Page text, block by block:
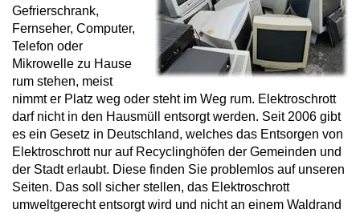
Gefrierschrank,
Fernseher, Computer,
Telefon oder
Mikrowelle zu Hause
rum stehen, meist
nimmt er Platz weg oder steht im Weg rum. Elektroschrott
darf nicht in den Hausmüll entsorgt werden. Seit 2006 gibt
es ein Gesetz in Deutschland, welches das Entsorgen von
Elektroschrott nur auf Recyclinghöfen der Gemeinden und
der Stadt erlaubt. Diese finden Sie problemlos auf unseren
Seiten. Das soll sicher stellen, das Elektroschrott
umweltgerecht entsorgt wird und nicht an einem Waldrand